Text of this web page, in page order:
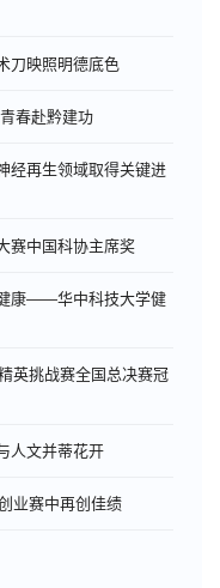
刀映照明德底色
春赴黔建功
经再生领域取得关键进
赛中国科协主席奖
健康——华中科技大学健
英挑战赛全国总决赛冠
人文并蒂花开
业赛中再创佳绩